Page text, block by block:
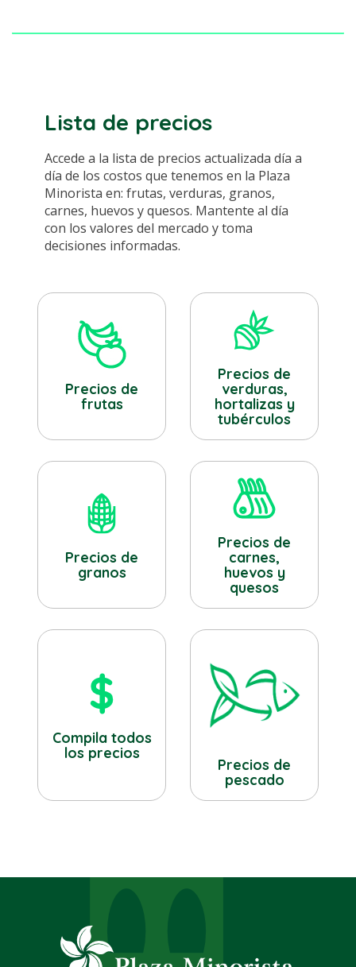
Lista de precios
Accede a la lista de precios actualizada día a
día de los costos que tenemos en la Plaza
Minorista en: frutas, verduras, granos,
carnes, huevos y quesos. Mantente al día
con los valores del mercado y toma
decisiones informadas.
Precios de
frutas
Precios de
verduras,
hortalizas y
tubérculos
Precios de
granos
Precios de
carnes,
huevos y
quesos
Compila todos
los precios
Precios de
pescado